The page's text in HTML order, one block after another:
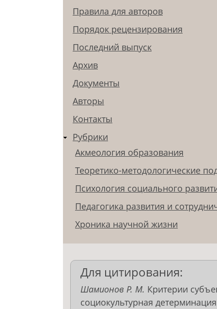
Правила для авторов
Порядок рецензирования
Последний выпуск
Архив
Документы
Авторы
Контакты
Рубрики
Акмеология образования
Теоретико-методологические
Психология социального
Педагогика развития и
Хроника научной жизни
Для цитирования:
Шамионов Р. М. Критерии
социокультурная